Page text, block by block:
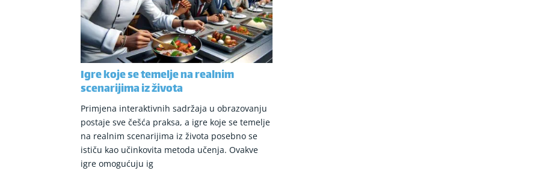
Igre koje se temelje na realnim
scenarijima iz života
Primjena interaktivnih sadržaja u obrazovanju
postaje sve češća praksa, a igre koje se temelje
na realnim scenarijima iz života posebno se
ističu kao učinkovita metoda učenja. Ovakve
igre omogućuju ig